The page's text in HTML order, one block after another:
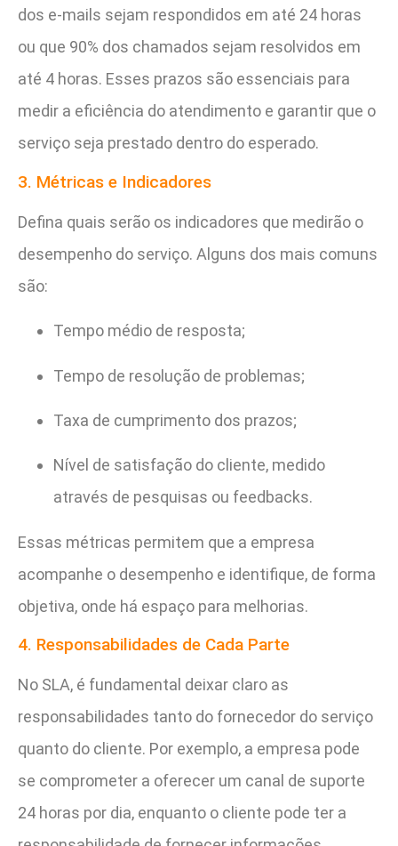
dos e-mails sejam respondidos em até 24 horas
ou que 90% dos chamados sejam resolvidos em
até 4 horas. Esses prazos são essenciais para
medir a eficiência do atendimento e garantir que o
serviço seja prestado dentro do esperado.
3. Métricas e Indicadores
Defina quais serão os indicadores que medirão o
desempenho do serviço. Alguns dos mais comuns
são:
Tempo médio de resposta;
Tempo de resolução de problemas;
Taxa de cumprimento dos prazos;
Nível de satisfação do cliente, medido
através de pesquisas ou feedbacks.
Essas métricas permitem que a empresa
acompanhe o desempenho e identifique, de forma
objetiva, onde há espaço para melhorias.
4. Responsabilidades de Cada Parte
No SLA, é fundamental deixar claro as
responsabilidades tanto do fornecedor do serviço
quanto do cliente. Por exemplo, a empresa pode
se comprometer a oferecer um canal de suporte
24 horas por dia, enquanto o cliente pode ter a